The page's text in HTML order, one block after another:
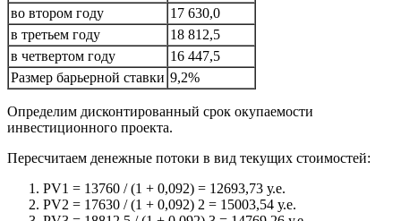
во втором году
17 630,0
в третьем году
18 812,5
в четвертом году
16 447,5
Размер барьерной ставки 9,2%
Определим дисконтированный срок окупаемости
инвестиционного проекта.
Пересчитаем денежные потоки в вид текущих стоимостей:
PV1 = 13760 / (1 + 0,092) = 12693,73 у.е.
PV2 = 17630 / (1 + 0,092) 2 = 15003,54 у.е.